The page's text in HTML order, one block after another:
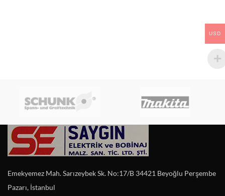
Emekyemez Mah. Sarızeybek Sk. No:17/B 34421 Beyoğlu Perşembe
Pazarı, İstanbul
USD